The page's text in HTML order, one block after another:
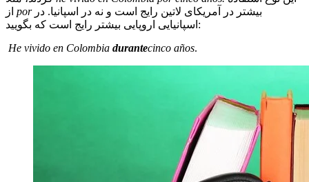
porبیشتر در آمریکای لاتین رایج است و نه در اسپانیا. در
اسپانیایی اروپایی بیشتر رایج است که بگویید:
He vivido en Colombia durantecinco años.